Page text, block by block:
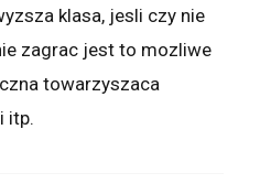
klasa, jesli czy nie
zagrac jest to mozliwe
towarzyszaca
itp.